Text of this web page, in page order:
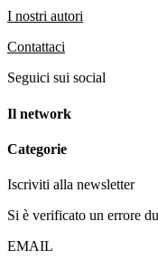
I nostri autori
Contattaci
Seguici sui social
Il network
Categorie
Iscriviti alla newsletter
Si è verificato un errore
EMAIL